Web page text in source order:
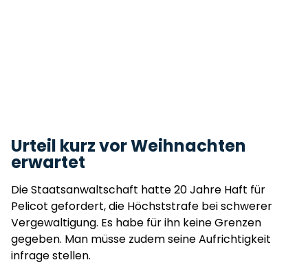
Urteil kurz vor Weihnachten
erwartet
Die Staatsanwaltschaft hatte 20 Jahre Haft für
Pelicot gefordert, die Höchststrafe bei schwerer
Vergewaltigung. Es habe für ihn keine Grenzen
gegeben. Man müsse zudem seine Aufrichtigkeit
infrage stellen.